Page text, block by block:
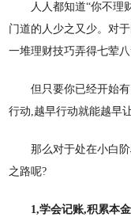
人人都知道“你不理
门道的人少之又少。对
一堆理财技巧弄得七荤八
但只要你已经开始
行动,越早行动就能越早
那么对于处在小白
之路呢?
1,学会记账,积累本金